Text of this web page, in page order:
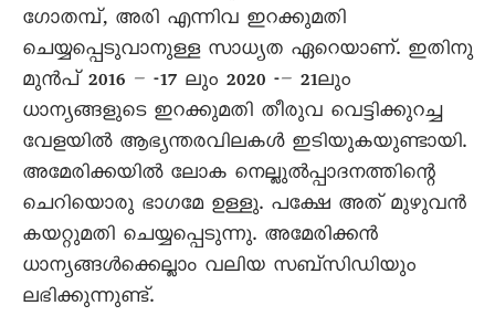
ഗോതമ്പ്, അരി എന്നിവ ഇറക്കുമതി
ചെയ്യപ്പെടുവാനുള്ള സാധ്യത ഏറെയാണ്. ഇതിനു
മുൻപ് 2016 – -17 ലും 2020 -– 21ലും
ധാന്യങ്ങളുടെ ഇറക്കുമതി തീരുവ വെട്ടിക്കുറച്ച
വേളയിൽ ആഭ്യന്തരവിലകൾ ഇടിയുകയുണ്ടായി.
അമേരിക്കയിൽ ലോക നെല്ലുൽപ്പാദനത്തിന്റെ
ചെറിയൊരു ഭാഗമേ ഉള്ളു. പക്ഷേ അത് മുഴുവൻ
കയറ്റുമതി ചെയ്യപ്പെടുന്നു. അമേരിക്കൻ
ധാന്യങ്ങൾക്കെല്ലാം വലിയ സബ്‌സിഡിയും
ലഭിക്കുന്നുണ്ട്.